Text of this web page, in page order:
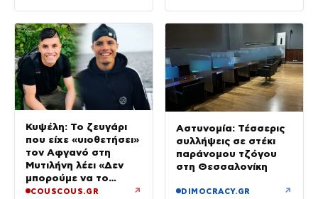
Κυψέλη: Το ζευγάρι
που είχε «υιοθετήσει»
τον Αφγανό στη
Μυτιλήνη λέει «Δεν
μπορούμε να το
πιστέψουμε»
COUSCOUS.GR ↗
Αστυνομία: Τέσσερις
συλλήψεις σε στέκι
παράνομου τζόγου
στη Θεσσαλονίκη
DIMOCRACY.GR ↗